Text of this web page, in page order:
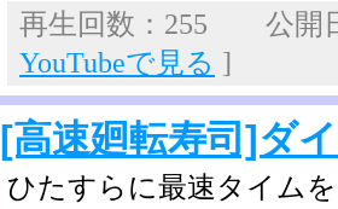
再生回数：255 公開
YouTubeで見る ]
[高速廻転寿司]ダ
ひたすらに最速タイム